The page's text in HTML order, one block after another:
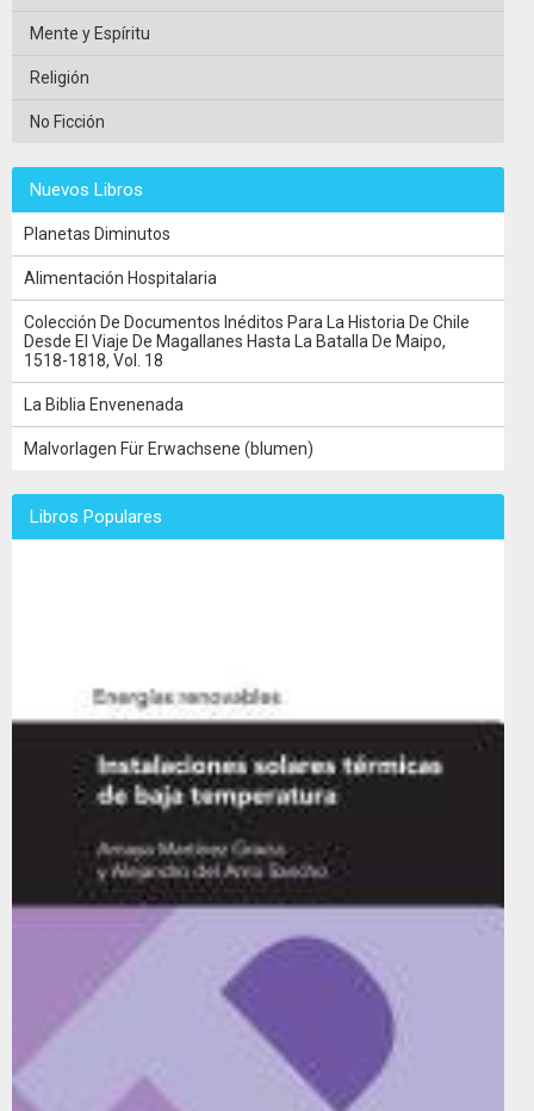
Mente y Espíritu
Religión
No Ficción
Nuevos Libros
Planetas Diminutos
Alimentación Hospitalaria
Colección De Documentos Inéditos Para La Historia De Chile
Desde El Viaje De Magallanes Hasta La Batalla De Maipo,
1518-1818, Vol. 18
La Biblia Envenenada
Malvorlagen Für Erwachsene (blumen)
Libros Populares